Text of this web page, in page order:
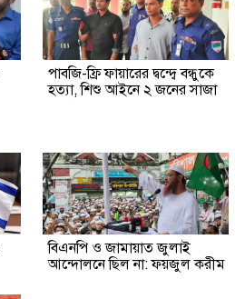
পাবজি-ফ্রি ফায়ারের দ্বন্দ্বে বন্ধুকে
হত্যা, শিশু আইনে ২ জনের সাজা
বিএনপি ও জামায়াত জুলাই
আন্দোলনে ছিল না: ফয়জুল করীম